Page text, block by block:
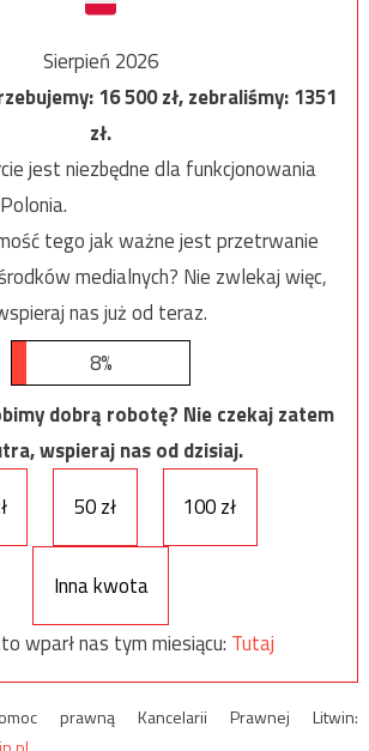
Sierpień 2026
16 500zł, zebraliśmy:1351
zł.
jest niezbędne dla funkcjonowania
tego jak ważne jest przetrwanie
medialnych? Nie zwlekaj więc,
nas już od teraz.
8%
dobrą robotę? Nie czekaj zatem
wspieraj nas od dzisiaj.
50 zł 100 zł
Inna kwota
wparł nas tym miesiącu: Tutaj
prawną Kancelarii Prawnej Litwin: